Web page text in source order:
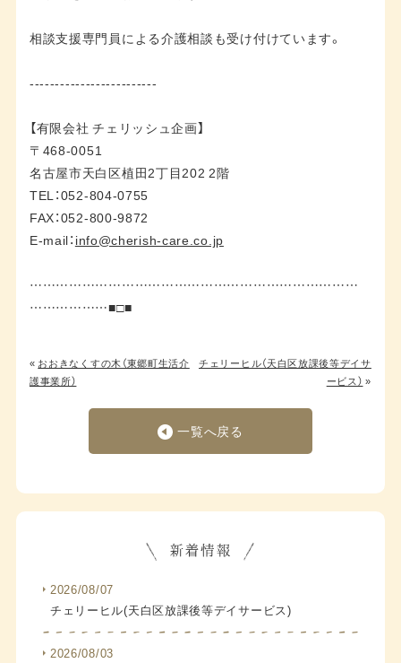
相談支援専門員による介護相談も受け付けています。
-------------------------
【有限会社 チェリッシュ企画】
〒468-0051
名古屋市天白区植田2丁目202 2階
TEL：052-804-0755
FAX：052-800-9872
E-mail： info@cherish-care.co.jp
…………………………………………………………………
………………■□■
« おおきなくすの木（東郷町生活介
護事業所）
チェリーヒル（天白区放課後等デイサ
ービス） »
一覧へ戻る
2026/08/07
チェリーヒル(天白区放課後等デイサービス)
2026/08/03